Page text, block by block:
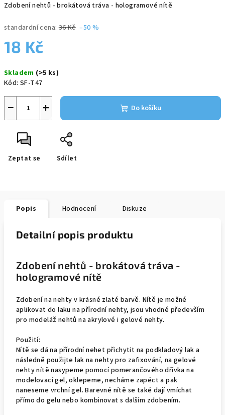
Zdobení nehtů - brokátová tráva - hologramové nítě
standardní cena: 36 Kč –50 %
18 Kč
cena:
Skladem (>5 ks)
Kód: SF-T47
+
− Do košíku
Zeptat se Sdílet
Popis Hodnocení Diskuze
Detailní popis produktu
Zdobení nehtů - brokátová tráva -
hologramové nítě
Zdobení na nehty v krásné zlaté barvě. Nítě je možné
aplikovat do laku na přírodní nehty, jsou vhodné především
pro modeláž nehtů na akrylové i gelové nehty.
Použití:
Nítě se dá na přírodní nehet přichytit na podkladový lak a
následně použijte lak na nehty pro zafixování, na gelové
nehty nítě nasypeme pomocí pomerančového dřívka na
modelovací gel, oklepeme, necháme zapéct a pak
naneseme vrchní gel. Barevné nítě se také dají vmíchat
přímo do gelu nebo kombinovat s dalším zdobením.